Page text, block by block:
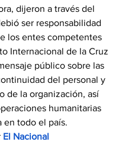
dijeron a través del
ser responsabilidad
los entes competentes
Internacional de la Cruz
público sobre las
del personal y
de la organización, así
humanitarias
en todo el país.
El Nacional